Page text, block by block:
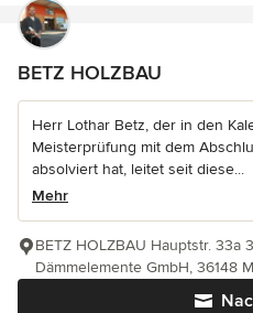
BETZ HOLZBAU
Herr Lothar Betz, der in den
Meisterprüfung mit dem
absolviert hat, leitet seit diese...
Mehr
BETZ HOLZBAU Hauptstr. 33a
Dämmelemente GmbH, 36148